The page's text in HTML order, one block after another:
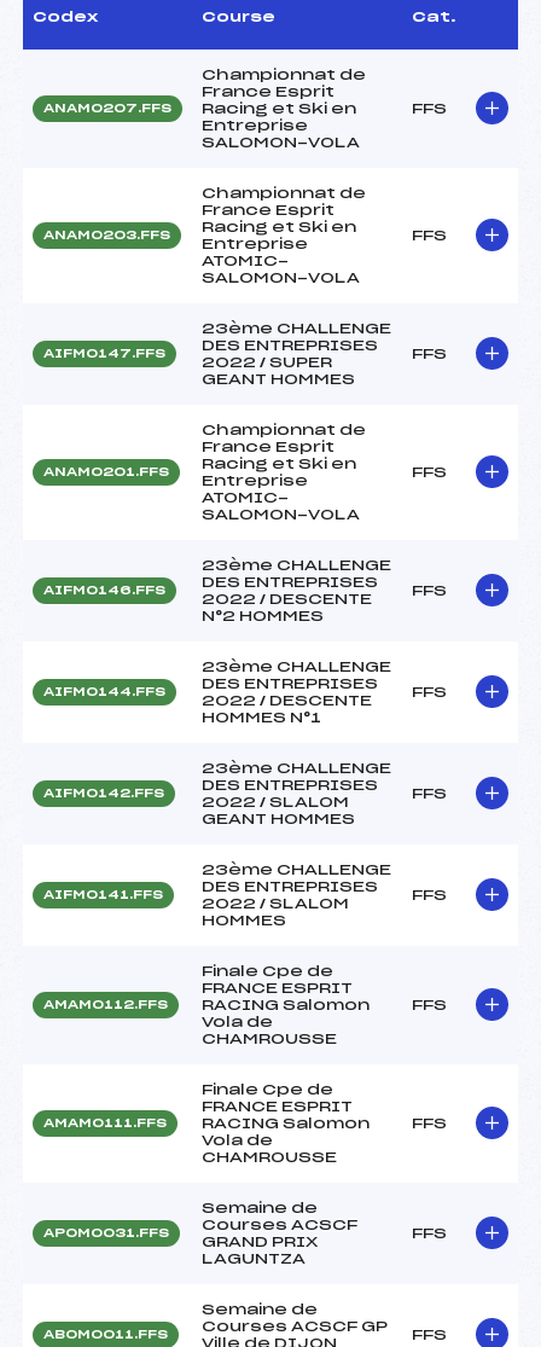
Codex Course Cat.
ANAM0207.FFS
Championnat de
France Esprit
Racing et Ski en
Entreprise
SALOMON-VOLA
FFS
ANAM0203.FFS
Championnat de
France Esprit
Racing et Ski en
Entreprise
ATOMIC-
SALOMON-VOLA
FFS
AIFM0147.FFS
23ème CHALLENGE
DES ENTREPRISES
2022 / SUPER
GEANT HOMMES
FFS
ANAM0201.FFS
Championnat de
France Esprit
Racing et Ski en
Entreprise
ATOMIC-
SALOMON-VOLA
FFS
AIFM0146.FFS
23ème CHALLENGE
DES ENTREPRISES
2022 / DESCENTE
N°2 HOMMES
FFS
AIFM0144.FFS
23ème CHALLENGE
DES ENTREPRISES
2022 / DESCENTE
HOMMES N°1
FFS
AIFM0142.FFS
23ème CHALLENGE
DES ENTREPRISES
2022 / SLALOM
GEANT HOMMES
FFS
AIFM0141.FFS
23ème CHALLENGE
DES ENTREPRISES
2022 / SLALOM
HOMMES
FFS
AMAM0112.FFS
Finale Cpe de
FRANCE ESPRIT
RACING Salomon
Vola de
CHAMROUSSE
FFS
AMAM0111.FFS
Finale Cpe de
FRANCE ESPRIT
RACING Salomon
Vola de
CHAMROUSSE
FFS
APOM0031.FFS
Semaine de
Courses ACSCF
GRAND PRIX
LAGUNTZA
FFS
ABOM0011.FFS
Semaine de
Courses ACSCF GP
Ville de DIJON
FFS